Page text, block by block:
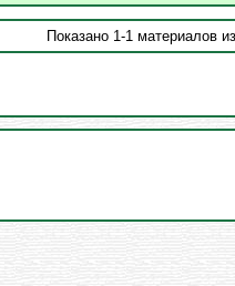
Показано 1-1 материалов